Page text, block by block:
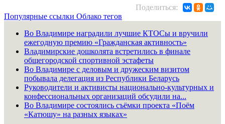
Поделиться:
Популярные ссылки Облако тегов
Во Владимире наградили лучшие КТОСы и вручили
ежегодную премию «Гражданская активность»
Владимирские дошколята встретились в финале
общегородской спортивной эстафеты
Во Владимире с деловым и дружеским визитом
побывала делегация из Республики Беларусь
Руководители и активисты национально-культурных и
конфессиональных организаций обсудили на...
Во Владимире состоялись съёмки проекта «Поём
«Катюшу» на разных языках»